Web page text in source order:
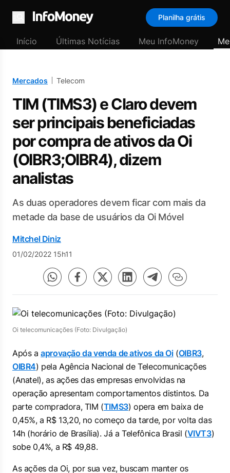
Menu
Planilha grátis
Início Últimas Notícias Meu InfoMoney
Mercados Telecom
TIM (TIMS3) e Claro devem
ser principais beneficiadas
por compra de ativos da Oi
(OIBR3;OIBR4), dizem
analistas
As duas operadores devem ficar com mais da
metade da base de usuários da Oi Móvel
Mitchel Diniz
01/02/2022 15h11
Oi telecomunicações (Foto: Divulgação)
Após aaprovação da venda de ativos da Oi(OIBR3,
OIBR4) pela Agência Nacional de Telecomunicações
(Anatel), as ações das empresas envolvidas na
operação apresentam comportamentos distintos. Da
parte compradora, TIM (TIMS3) opera em baixa de
0,45%, a R$ 13,20, no começo da tarde, por volta das
14h (horário de Brasília). Já a Telefônica Brasil (VIVT3)
sobe 0,4%, a R$ 49,88.
As ações da Oi, por sua vez, buscam manter os